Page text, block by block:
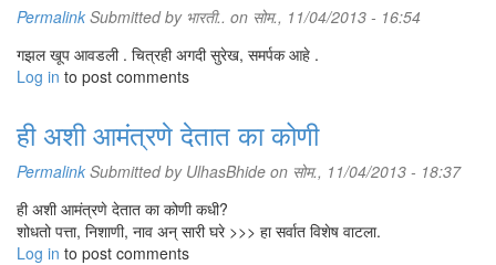
Permalink Submitted by भारती.. on सोम., 11/04/2013 - 16:54
गझल खूप आवडली . चित्रही अगदी सुरेख, समर्पक आहे .
Log in to post comments
ही अशी आमंत्रणे देतात का कोणी
Permalink Submitted by UlhasBhide on सोम., 11/04/2013 - 18:37
ही अशी आमंत्रणे देतात का कोणी कधी?
शोधतो पत्ता, निशाणी, नाव अन् सारी घरे >>> हा सर्वात विशेष वाटला.
Log in to post comments